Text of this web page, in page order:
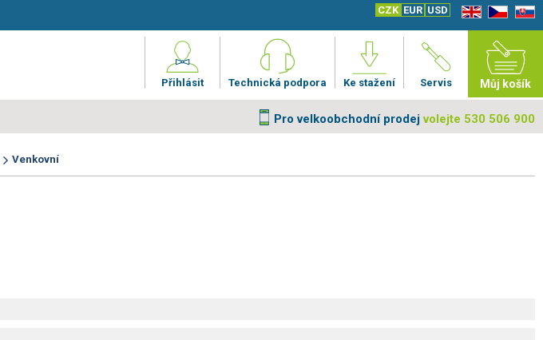
EN CZ SK
CZK EUR USD
Můj košík
Servis
Ke stažení
Technická podpora
Přihlásit
Pro velkoobchodní prodejvolejte 530 506 900
Venkovní